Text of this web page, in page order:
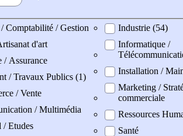
Comptabilité / Gestion
d'art
/ Assurance
/ Travaux Publics (1)
/ Vente
/ Multimédia
/ Etudes
Industrie (54)
Informatique /
Installation /
Marketing /
commerciale
Ressources
Santé